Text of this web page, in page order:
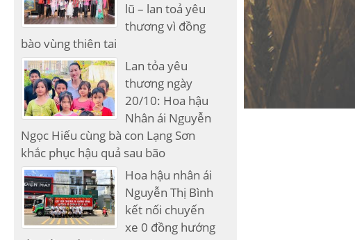
lũ – lan toả yêu
thương vì đồng
bào vùng thiên tai
Lan tỏa yêu
thương ngày
20/10: Hoa hậu
Nhân ái Nguyễn
Ngọc Hiếu cùng bà con Lạng Sơn
khắc phục hậu quả sau bão
Hoa hậu nhân ái
Nguyễn Thị Bình
kết nối chuyến
xe 0 đồng hướng